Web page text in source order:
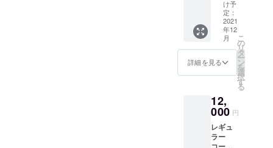
知られ
ている
コー
ヒー通
の間で
知られ
ている
ヒー豆
です。
インド
ネシア
かわり
できま
す。 ＊
テイク
アウト
は対象
外で
のみと
なりま
す。 ＊
営業日
は１ヶ
ヒー1ヶ
月飲み
放題チ
ケット
（ご本
人のみ)
＋プレ
ミアム
１回券
＋御礼
のメー
ル アッ
プグ
け予
定：
2021
年12
月
詳細を見る
こ
の
リ
タ
ー
ン
を
選
択
す
る
12,
000 円
レギュ
ラー